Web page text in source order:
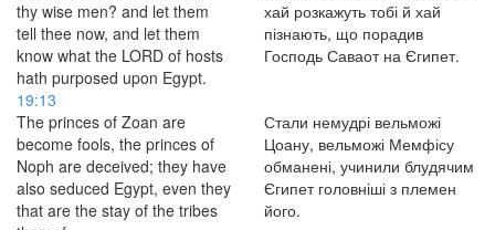
thy wise men? and let them
tell thee now, and let them
know what the LORD of hosts
hath purposed upon Egypt.
хай розкажуть тобі й хай
пізнають, що порадив
Господь Саваот на Єгипет.
19:13
The princes of Zoan are
become fools, the princes of
Noph are deceived; they have
also seduced Egypt, even they
that are the stay of the tribes
Стали немудрі вельможі
Цоану, вельможі Мемфісу
обманені, учинили блудячим
Єгипет головніші з племен
його.